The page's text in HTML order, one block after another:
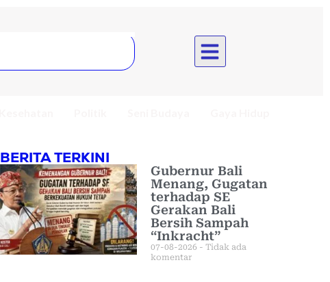
BERITA TERKINI
Gubernur Bali
Menang, Gugatan
terhadap SE
Gerakan Bali
Bersih Sampah
“Inkracht”
07-08-2026
Tidak ada
komentar